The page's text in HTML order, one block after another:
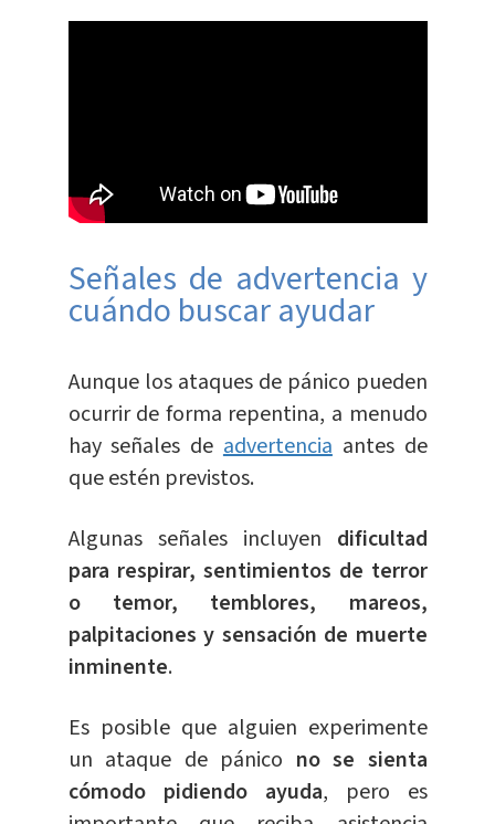
Señales de advertencia y
cuándo buscar ayudar
Aunque los ataques de pánico pueden
ocurrir de forma repentina, a menudo
hay señales de advertenciaantes de
que estén previstos.
Algunas señales incluyen dificultad
para respirar, sentimientos de terror
o temor, temblores, mareos,
palpitaciones y sensación de muerte
inminente.
Es posible que alguien experimente
un ataque de pánico no se sienta
cómodo pidiendo ayuda, pero es